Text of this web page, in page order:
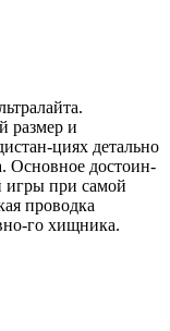
размер и
циях детально
Основное достоин-
игры при самой
проводка
го хищника.